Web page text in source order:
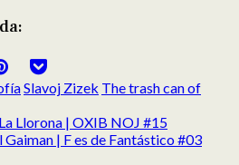
Compartir
en
Pinterest
Compartir
en
Pocket
Slavoj Zizek The trash can of
Llorona | OXIB NOJ #15
Gaiman | F es de Fantástico #03